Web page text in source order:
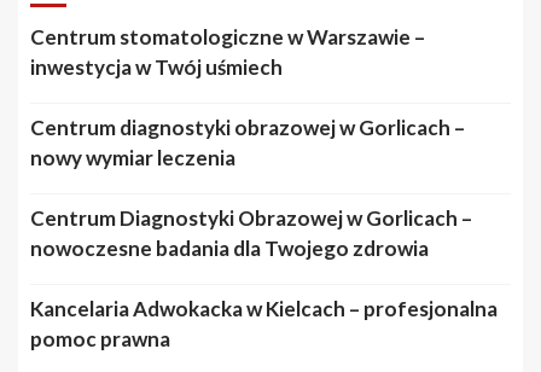
Centrum stomatologiczne w Warszawie –
inwestycja w Twój uśmiech
Centrum diagnostyki obrazowej w Gorlicach –
nowy wymiar leczenia
Centrum Diagnostyki Obrazowej w Gorlicach –
nowoczesne badania dla Twojego zdrowia
Kancelaria Adwokacka w Kielcach – profesjonalna
pomoc prawna